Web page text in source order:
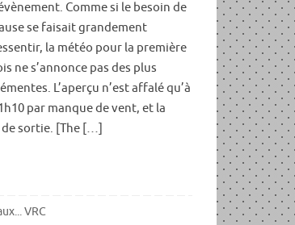
Comme si le besoin de
se faisait grandement
la météo pour la première
ne s’annonce pas des plus
L’aperçu n’est affalé qu’à
par manque de vent, et la
de sortie. [The […]
VRC